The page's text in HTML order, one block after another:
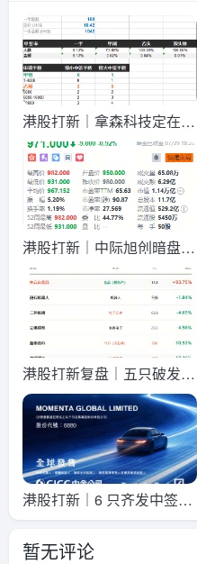
港股打新｜拿森科技定在下
限，散户真抢一手！
港股打新｜中际旭创暗盘收
971，明天能反弹吗？
港股打新复盘｜五只破发，
只有齐云山炸了 +93%
港股打新｜6 只齐发中签，
退潮市场里谁扛得住？
暂无评论